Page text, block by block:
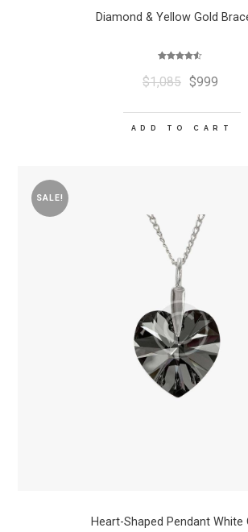
Diamond & Yellow Gold
4.50
out of 5
$1,085 $999
ADD TO CART
SALE!
Heart-Shaped Pendant White